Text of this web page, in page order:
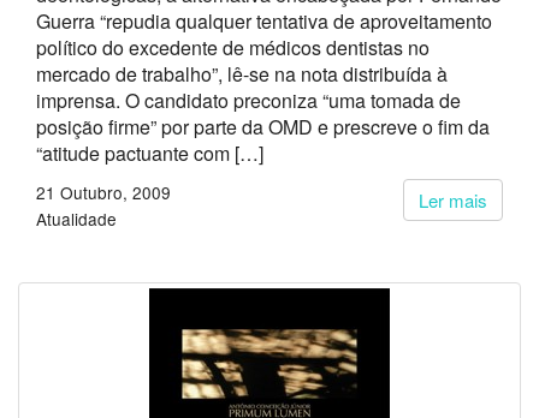
Guerra “repudia qualquer tentativa de aproveitamento
político do excedente de médicos dentistas no
mercado de trabalho”, lê-se na nota distribuída à
imprensa. O candidato preconiza “uma tomada de
posição firme” por parte da OMD e prescreve o fim da
“atitude pactuante com […]
Ler mais
21 Outubro, 2009
Atualidade